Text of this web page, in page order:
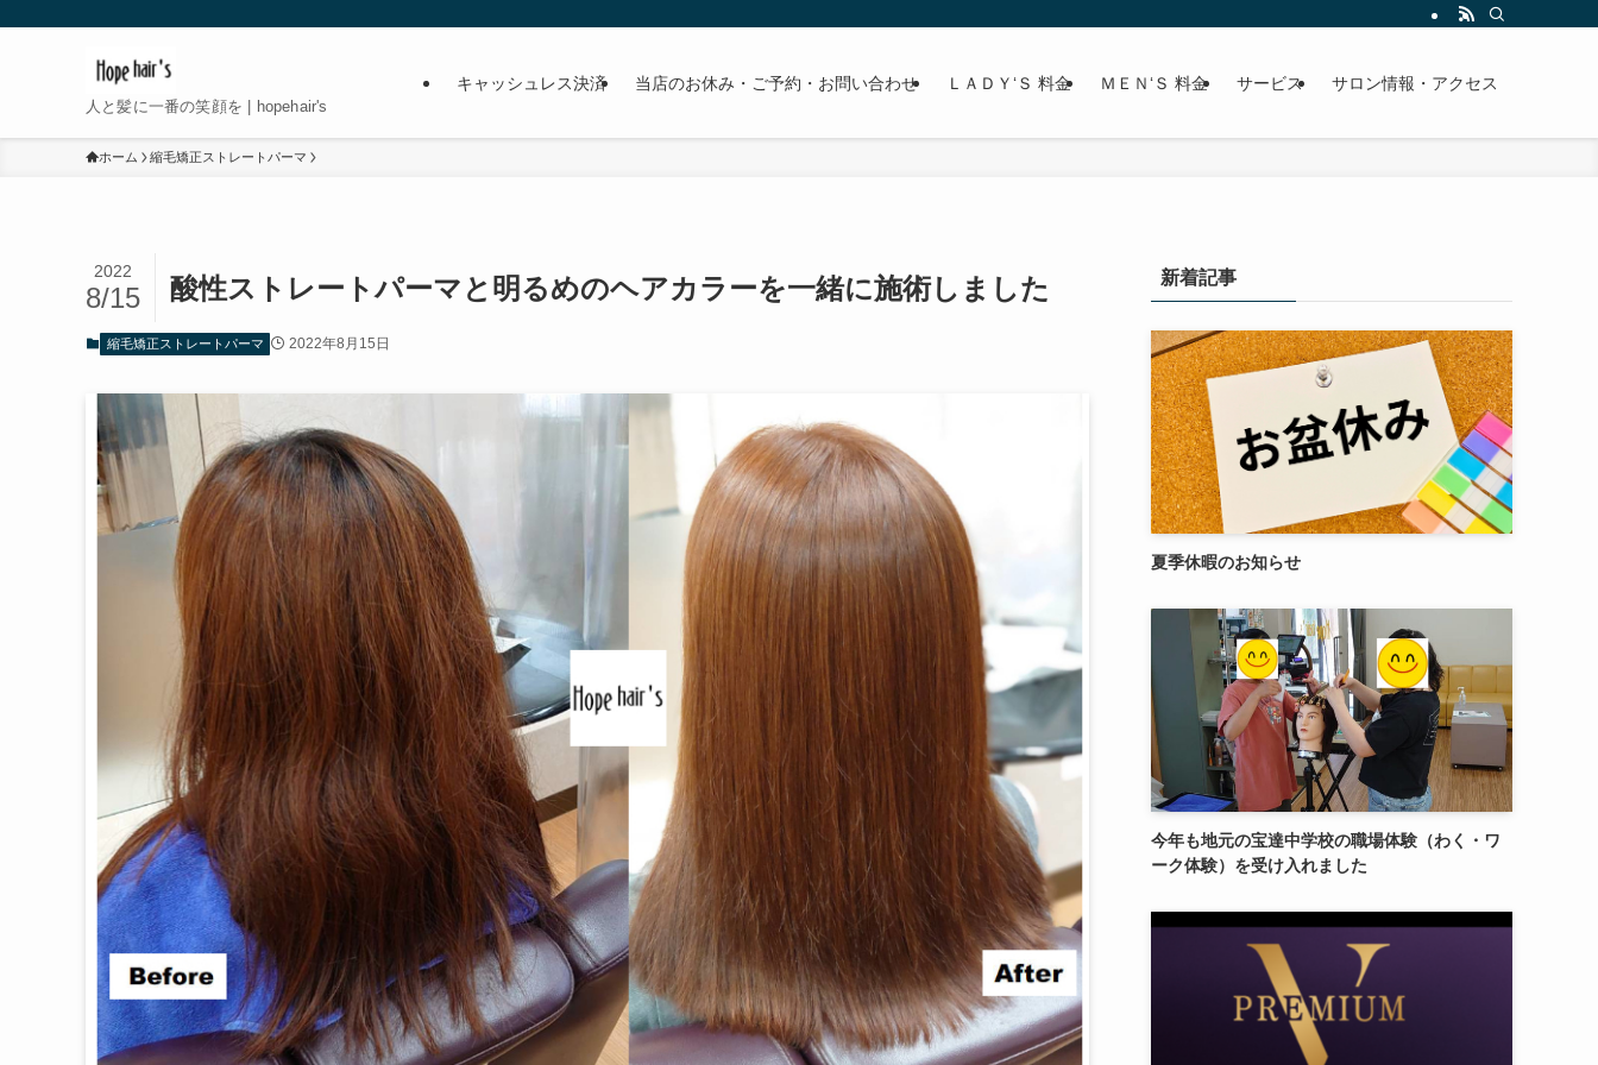
人と髪に一番の笑顔を | hopehair's
キャッシュレス決済 当店のお休み・ご予約・お問い合わせ ＬＡＤＹ‘Ｓ 料金 ＭＥＮ‘Ｓ 料金 サービス サロン情報・アクセス
ホーム 縮毛矯正ストレートパーマ
酸性ストレートパーマと明るめのヘアカラーを一緒に施術しました
2022
8/15
縮毛矯正ストレートパーマ 2022年8月15日
新着記事
夏季休暇のお知らせ
今年も地元の宝達中学校の職場体験（わく・ワ
ーク体験）を受け入れました